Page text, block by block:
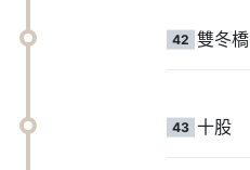
42 雙冬橋
43 十股